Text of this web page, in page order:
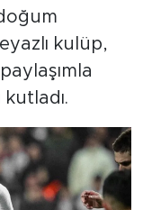
kulüp,